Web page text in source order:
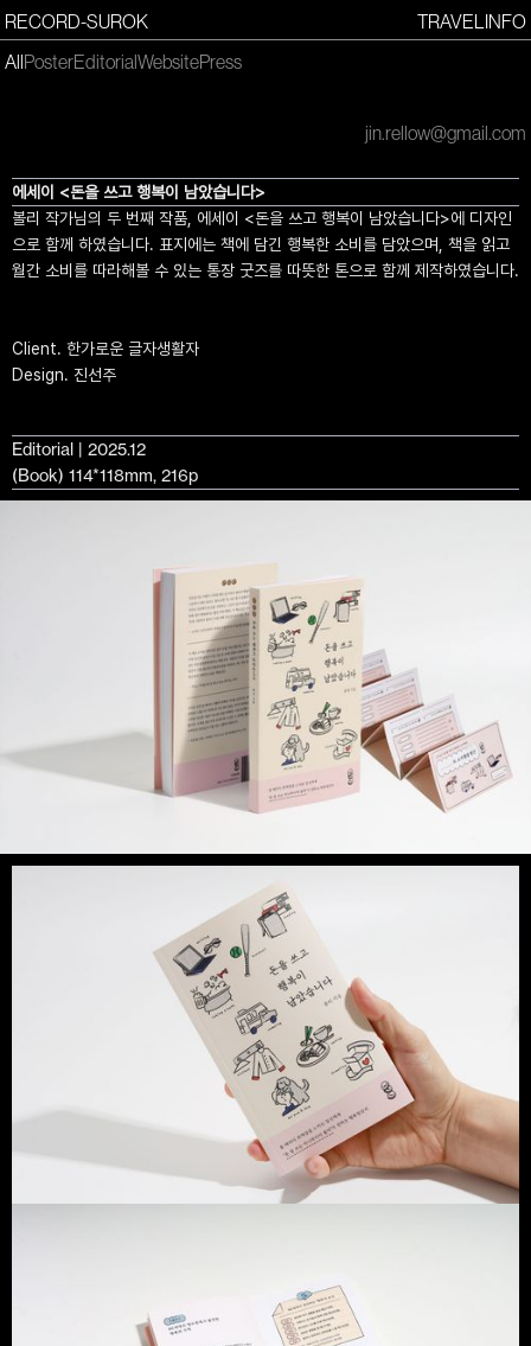
RECORD-SUROK TRAVELINFO
AllPosterEditorialWebsitePress
jin.rellow@gmail.com
에세이 <돈을 쓰고 행복이 남았습니다>
볼리 작가님의 두 번째 작품, 에세이 <돈을 쓰고 행복이 남았습니다>에 디자인
으로 함께 하였습니다. 표지에는 책에 담긴 행복한 소비를 담았으며, 책을 읽고
월간 소비를 따라해볼 수 있는 통장 굿즈를 따뜻한 톤으로 함께 제작하였습니다.
Client. 한가로운 글자생활자
Design. 진선주
Editorial | 2025.12
(Book) 114*118mm, 216p